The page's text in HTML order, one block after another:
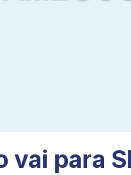
para